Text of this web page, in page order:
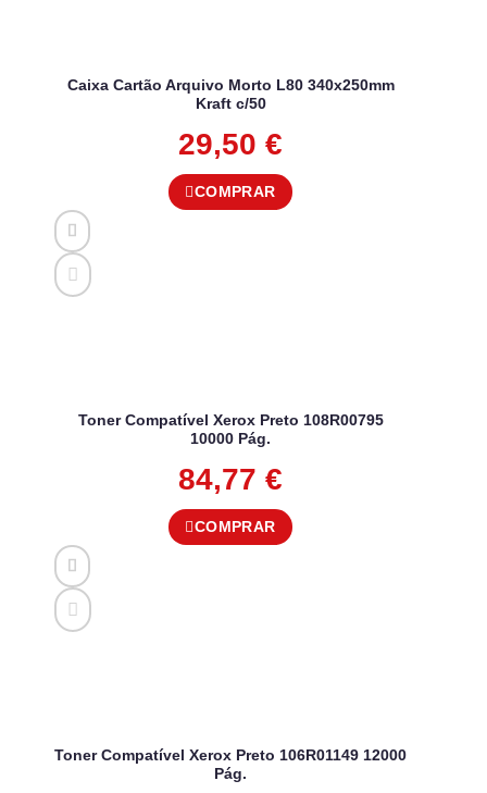
Caixa Cartão Arquivo Morto L80 340x250mm
Kraft c/50
29,50 €
COMPRAR
Toner Compatível Xerox Preto 108R00795
10000 Pág.
84,77 €
COMPRAR
Toner Compatível Xerox Preto 106R01149 12000
Pág.